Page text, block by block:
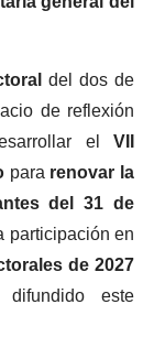
del dos de
de reflexión
el VII
para renovar la
del 31 de
participación en
de 2027
este